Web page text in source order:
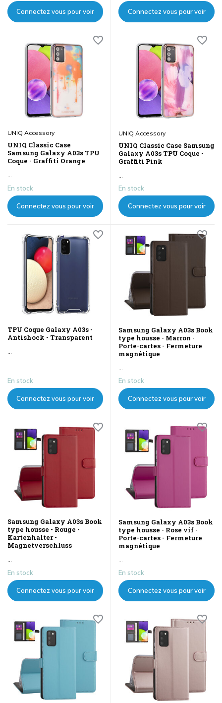
Connectez vous pour voir Connectez vous pour voir
UNIQ Accessory
UNIQ Classic Case
Samsung Galaxy A03s TPU
Coque - Graffiti Orange
...
En stock
Connectez vous pour voir
UNIQ Accessory
UNIQ Classic Case Samsung
Galaxy A03s TPU Coque -
Graffiti Pink
...
En stock
Connectez vous pour voir
TPU Coque Galaxy A03s -
Antishock - Transparent
En stock
Connectez vous pour voir
Samsung Galaxy A03s Book
type housse - Marron -
Porte-cartes - Fermeture
magnétique
En stock
Connectez vous pour voir
Samsung Galaxy A03s Book
type housse - Rouge -
Kartenhalter -
Magnetverschluss
...
En stock
Connectez vous pour voir
Samsung Galaxy A03s Book
type housse - Rose vif -
Porte-cartes - Fermeture
magnétique
...
En stock
Connectez vous pour voir